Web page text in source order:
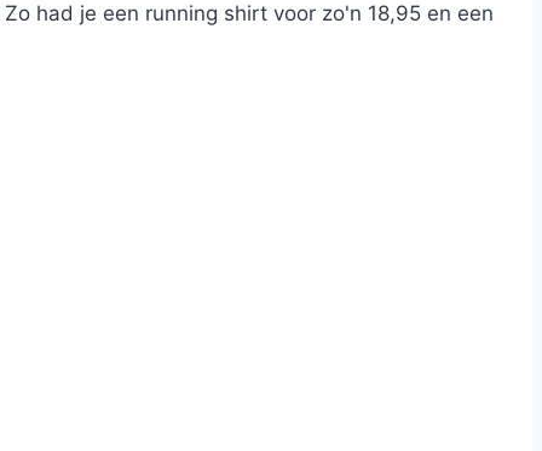
had je een running shirt voor zo'n 18,95 en een